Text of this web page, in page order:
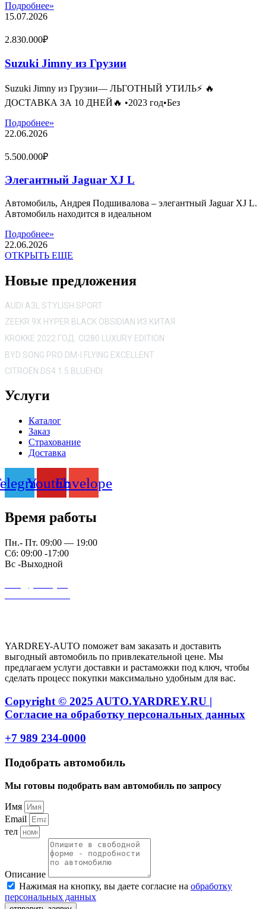
Подробнее»
15.07.2026
2.830.000₽
Suzuki Jimny из Грузии
Suzuki Jimny из Грузии— ЛЬГОТНЫЙ УТИЛЬ⚡️ 🔥
ДОСТАВКА ЗА 10 ДНЕЙ🔥 •2023 год•Без
Подробнее»
22.06.2026
5.500.000₽
Элегантный Jaguar XJ L
Автомобиль, Андрея Подшивалова – элегантный Jaguar XJ L.
Автомобиль находится в идеальном
Подробнее»
22.06.2026
ОТКРЫТЬ ЕЩЕ
Новые предложения
AUDI A3L STYLISH SPORT
ZEEKR 9X HYPER BLACK OBSIDIAN ИЗ КИТАЯ
KROKKE 2022 ГОД. CI280 LUXURY EDITION
BYD SONG PRO DM-I FLYING EXCELLENT
CITROËN DS4 1.5 BLUEHDI
Услуги
Каталог
Заказ
Страхование
Доставка
YoutubeEnvelope
Время работы
Пн.- Пт. 09:00 — 19:00
Сб: 09:00 -17:00
Вс -Выходной
YARDREY-AUTO поможет вам заказать и доставить
выгодный автомобиль по привлекательной цене. Мы
предлагаем услуги доставки и растаможки под ключ, чтобы
сделать процесс покупки максимально удобным для вас.
Copyright © 2025 AUTO.YARDREY.RU |
Cогласие на обработку персональных данных
+7 989 234-0000
Подобрать автомобиль
Мы готовы подобрать вам автомобиль по запросу
Имя
Email
тел
Описание
Нажимая на кнопку, вы даете согласие на обработку
персональных данных